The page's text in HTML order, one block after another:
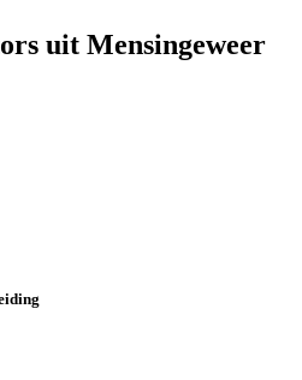
uit Mensingeweer